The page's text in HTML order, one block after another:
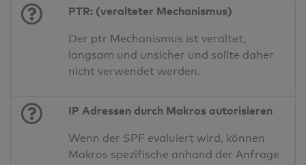
PTR: (veralteter Mechanismus)
Der ptr Mechanismus ist veraltet,
langsam und unsicher und sollte daher
nicht verwendet werden.
IP Adressen durch Makros autorisieren
Wenn der SPF evaluiert wird, können
Makros spezifische anhand der Anfrage